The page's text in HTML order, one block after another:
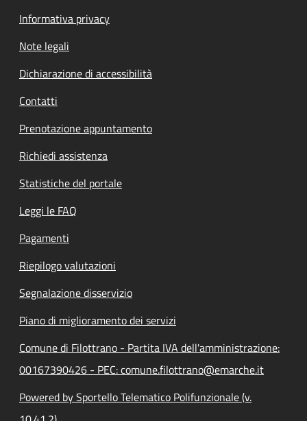
Informativa privacy
Note legali
Dichiarazione di accessibilità
Contatti
Prenotazione appuntamento
Richiedi assistenza
Statistiche del portale
Leggi le FAQ
Pagamenti
Riepilogo valutazioni
Segnalazione disservizio
Piano di miglioramento dei servizi
Comune di Filottrano - Partita IVA dell'amministrazione:
00167390426 - PEC: comune.filottrano@emarche.it
Powered by Sportello Telematico Polifunzionale (v.